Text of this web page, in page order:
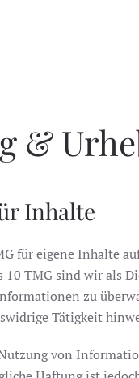
&
Inhalte
für eigene Inhalte
TMG sind wir als
zu
Tätigkeit
von